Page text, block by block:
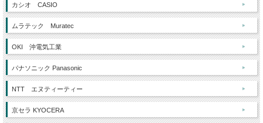
カシオ CASIO
ムラテック Muratec
OKI 沖電気工業
パナソニック Panasonic
NTT エヌティーティー
京セラ KYOCERA